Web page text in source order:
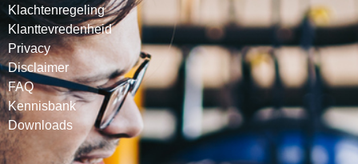
Klachtenregeling
Klanttevredenheid
Privacy
Disclaimer
FAQ
Kennisbank
Downloads